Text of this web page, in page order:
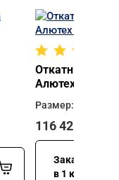
Откатные
Алютех
Размер: 3000 х
116 425
Заказать
в 1 клик